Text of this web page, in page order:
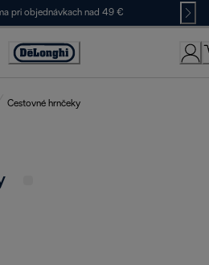
pri objednávkach nad 49 €
Accessibility
Cestovné hrnčeky